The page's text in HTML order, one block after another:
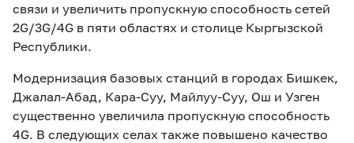
связи и увеличить пропускную способность сетей
2G/3G/4G в пяти областях и столице Кыргызской
Республики.
Модернизация базовых станций в городах Бишкек,
Джалал-Абад, Кара-Суу, Майлуу-Суу, Ош и Узген
существенно увеличила пропускную способность
4G. В следующих селах также повышено качество